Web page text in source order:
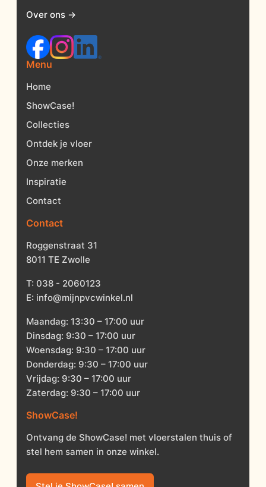
Over ons →
Menu
Home
ShowCase!
Collecties
Ontdek je vloer
Onze merken
Inspiratie
Contact
Contact
Roggenstraat 31
8011 TE Zwolle
T: 038 - 2060123
E: info@mijnpvcwinkel.nl
Maandag: 13:30 – 17:00 uur
Dinsdag: 9:30 – 17:00 uur
Woensdag: 9:30 – 17:00 uur
Donderdag: 9:30 – 17:00 uur
Vrijdag: 9:30 – 17:00 uur
Zaterdag: 9:30 – 17:00 uur
ShowCase!
Ontvang de ShowCase! met vloerstalen thuis of
stel hem samen in onze winkel.